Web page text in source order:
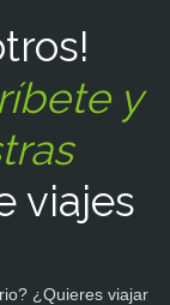
y
viajes
¿Quieres viajar